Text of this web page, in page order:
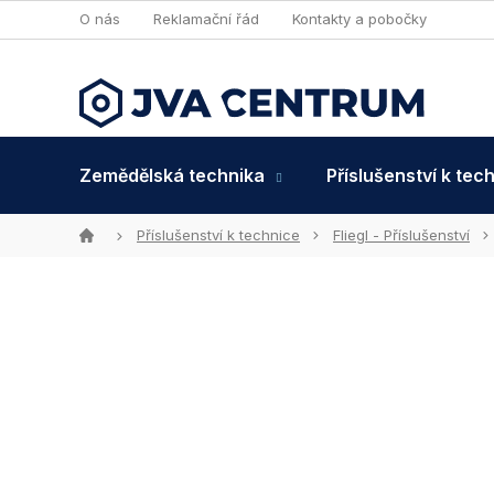
na
O nás Reklamační řád Kontakty a pobočky
Zemědělská technika Příslušenství k
DomůPříslušenství k technice Fliegl - Příslušenství